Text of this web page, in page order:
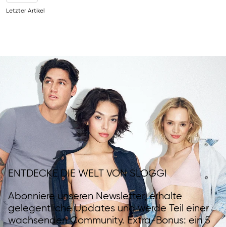
Letzter Artikel
ENTDECKE DIE WELT VON SLOGGI
Abonniere unseren Newsletter, erhalte
gelegentliche Updates und werde Teil einer
wachsenden Community. Extra-Bonus: ein 5